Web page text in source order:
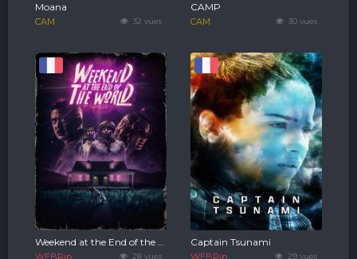
32 vues
Moana
CAM 30 vues
CAMP
CAM
28 vues
Weekend at the End of the World
WEBRip 29 vues
Captain Tsunami
WEBRip